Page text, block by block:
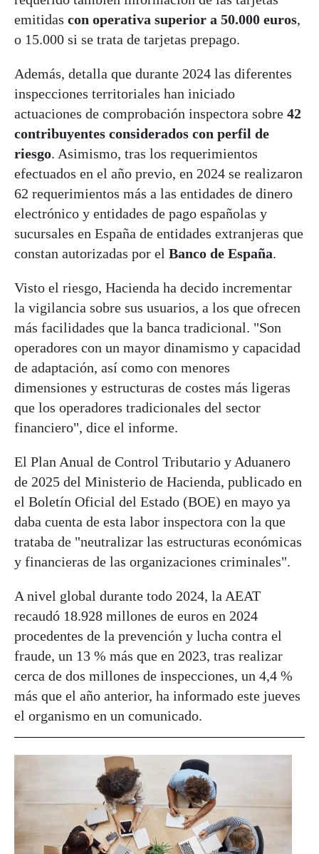
emitidas con operativa superior a 50.000 euros,
o 15.000 si se trata de tarjetas prepago.
Además, detalla que durante 2024 las diferentes
inspecciones territoriales han iniciado
actuaciones de comprobación inspectora sobre 42
contribuyentes considerados con perfil de
riesgo. Asimismo, tras los requerimientos
efectuados en el año previo, en 2024 se realizaron
62 requerimientos más a las entidades de dinero
electrónico y entidades de pago españolas y
sucursales en España de entidades extranjeras que
constan autorizadas por el Banco de España.
Visto el riesgo, Hacienda ha decido incrementar
la vigilancia sobre sus usuarios, a los que ofrecen
más facilidades que la banca tradicional. "Son
operadores con un mayor dinamismo y capacidad
de adaptación, así como con menores
dimensiones y estructuras de costes más ligeras
que los operadores tradicionales del sector
financiero", dice el informe.
El Plan Anual de Control Tributario y Aduanero
de 2025 del Ministerio de Hacienda, publicado en
el Boletín Oficial del Estado (BOE) en mayo ya
daba cuenta de esta labor inspectora con la que
trataba de "neutralizar las estructuras económicas
y financieras de las organizaciones criminales".
A nivel global durante todo 2024, la AEAT
recaudó 18.928 millones de euros en 2024
procedentes de la prevención y lucha contra el
fraude, un 13 % más que en 2023, tras realizar
cerca de dos millones de inspecciones, un 4,4 %
más que el año anterior, ha informado este jueves
el organismo en un comunicado.